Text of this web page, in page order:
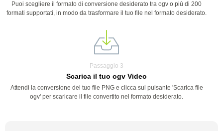
Puoi scegliere il formato di conversione desiderato tra ogv o più di 200
formati supportati, in modo da trasformare il tuo file nel formato desiderato.
Passaggio 3
Scarica il tuo ogv Video
Attendi la conversione del tuo file PNG e clicca sul pulsante 'Scarica file
ogv' per scaricare il file convertito nel formato desiderato.